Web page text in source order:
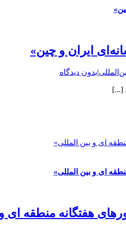
ایران و چین»
|بدون دیدگاه
[...]
ای و بین المللی»
ای و بین المللی»
هفتگانه منطقه ای